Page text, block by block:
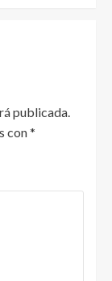
publicada.
con*